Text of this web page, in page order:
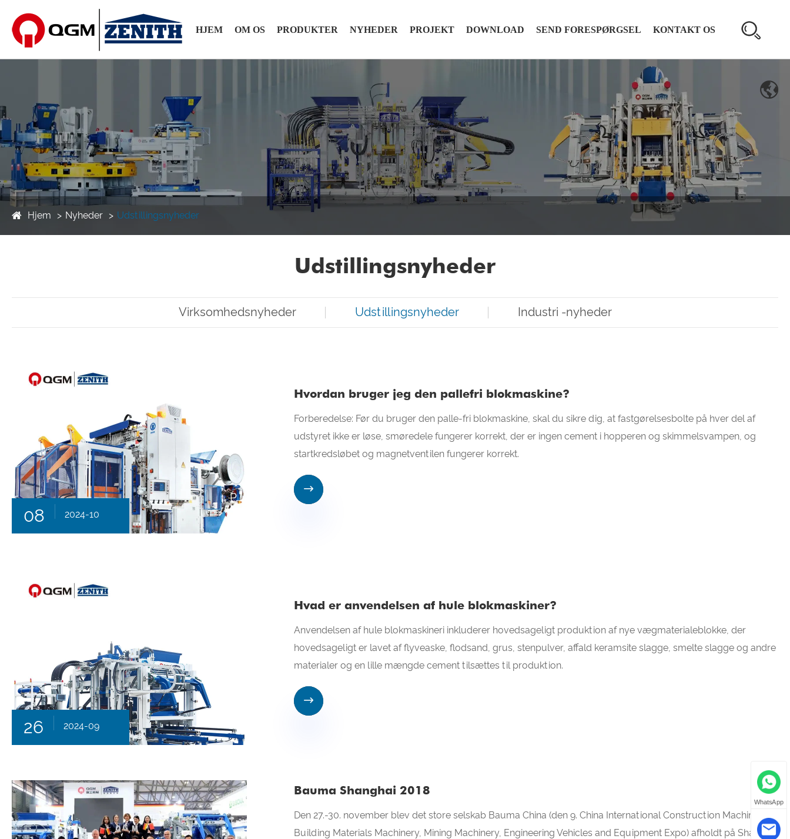
HJEM OM OS PRODUKTER NYHEDER PROJEKT DOWNLOAD SEND FORESPØRGSEL KONTAKT OS
Hjem Nyheder Udstillingsnyheder
Udstillingsnyheder
Virksomhedsnyheder Udstillingsnyheder Industri -nyheder
08 2024-10
Hvordan bruger jeg den pallefri blokmaskine?
Forberedelse: Før du bruger den palle-fri blokmaskine, skal du sikre dig, at fastgørelsesbolte på hver del af
udstyret ikke er løse, smøredele fungerer korrekt, der er ingen cement i hopperen og skimmelsvampen, og
startkredsløbet og magnetventilen fungerer korrekt.

26 2024-09
Hvad er anvendelsen af ​​hule blokmaskiner?
Anvendelsen af ​​hule blokmaskineri inkluderer hovedsageligt produktion af nye vægmaterialeblokke, der
hovedsageligt er lavet af flyveaske, flodsand, grus, stenpulver, affald keramsite slagge, smelte slagge og andre
materialer og en lille mængde cement tilsættes til produktion.

Bauma Shanghai 2018
Den 27.-30. november blev det store selskab Bauma China (den 9. China International Construction Machinery,
Building Materials Machinery, Mining Machinery, Engineering Vehicles and Equipment Expo) afholdt på Shanghai
WhatsApp